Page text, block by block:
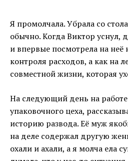
Я промолчала. Убрала со
обычно. Когда Виктор уснул,
и впервые посмотрела на неё
контроля расходов, а как на
совместной жизни, которая
На следующий день на работе
упаковочного цеха,
историю развода. Её муж
на деле содержал другую
охали и ахали, а я молча ела